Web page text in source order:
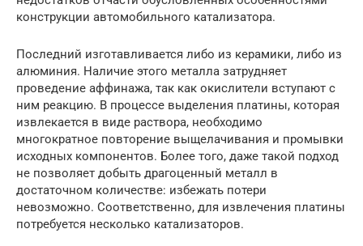
конструкции автомобильного катализатора.
Последний изготавливается либо из керамики, либо из
алюминия. Наличие этого металла затрудняет
проведение аффинажа, так как окислители вступают с
ним реакцию. В процессе выделения платины, которая
извлекается в виде раствора, необходимо
многократное повторение выщелачивания и промывки
исходных компонентов. Более того, даже такой подход
не позволяет добыть драгоценный металл в
достаточном количестве: избежать потери
невозможно. Соответственно, для извлечения платины
потребуется несколько катализаторов.